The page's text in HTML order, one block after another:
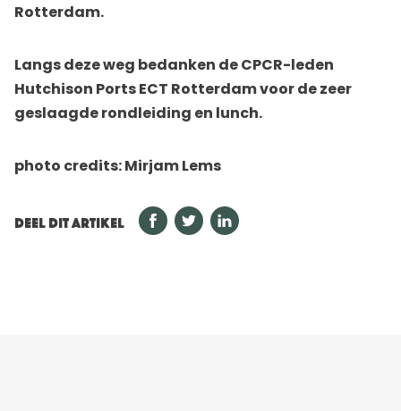
Rotterdam.
Langs deze weg bedanken de CPCR-leden
Hutchison Ports ECT Rotterdam voor de zeer
geslaagde rondleiding en lunch.
photo credits: Mirjam Lems
DEEL DIT ARTIKEL